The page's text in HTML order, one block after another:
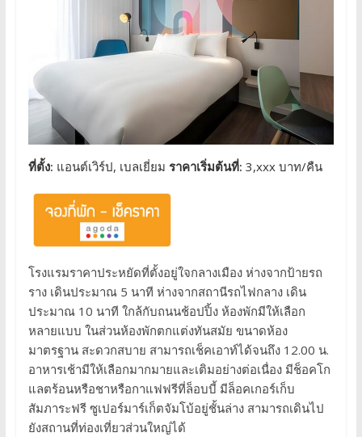
ที่ตั้ง: แอนต์เวิร์ป, เบลเยี่ยม ราคาเริ่มต้นที่: 3,xxx บาท/คืน
โรงแรมราคาประหยัดที่ตั้งอยู่ใจกลางเมือง ห่างจากป้ายรถ
ราง เดินประมาณ 5 นาที ห่างจากสถานีรถไฟกลาง เดิน
ประมาณ 10 นาที ใกล้กับถนนช้อปปิ้ง ห้องพักมีให้เลือก
หลายแบบ ในส่วนห้องพักตกแต่งทันสมัย ขนาดห้อง
มาตรฐาน สะดวกสบาย สามารถเช็คเอาท์ได้จนถึง 12.00 น.
อาหารเช้ามีให้เลือกมากมายและเติมอย่างต่อเนื่อง มีช็อคโก
แลตร้อนหรือชาหรือกาแฟฟรีที่ล็อบบี้ มีล็อคเกอร์เก็บ
สัมภาระฟรี ซูเปอร์มาร์เก็ตจัมโบ้อยู่ชั้นล่าง สามารถเดินไป
ยังสถานที่ท่องเที่ยวส่วนใหญ่ได้